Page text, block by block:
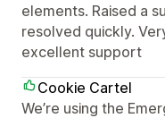
elements. Raised a
resolved quickly.
excellent support
Cookie Cartel
We’re using the